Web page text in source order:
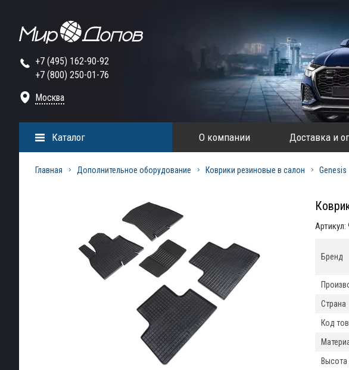
+7 (495) 162-90-92
+7 (800) 250-01-76
Москва
О компании Доставка и
Каталог
Главная Дополнительное оборудование Коврики резиновые в салон Genesis
Артикул:
Бренд
Страна
Код
Высота